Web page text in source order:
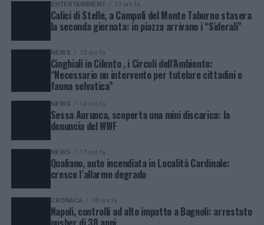
ENTERTAINMENT 13 ore fa
Calici di Stelle, a Campoli del Monte Taburno stasera
la seconda giornata: in piazza arrivano i “Siderali”
NEWS 13 ore fa
Cinghiali in Cilento , i Circoli dell’Ambiente:
“Necessario un intervento per tutelare cittadini e
fauna selvatica”
NEWS 14 ore fa
Sessa Aurunca, scoperta una mini discarica: la
denuncia del WWF
NEWS 17 ore fa
Qualiano, auto incendiata in Località Cardinale:
cresce l’allarme degrado
CRONACA 18 ore fa
Napoli, controlli ad alto impatto a Bagnoli: arrestato